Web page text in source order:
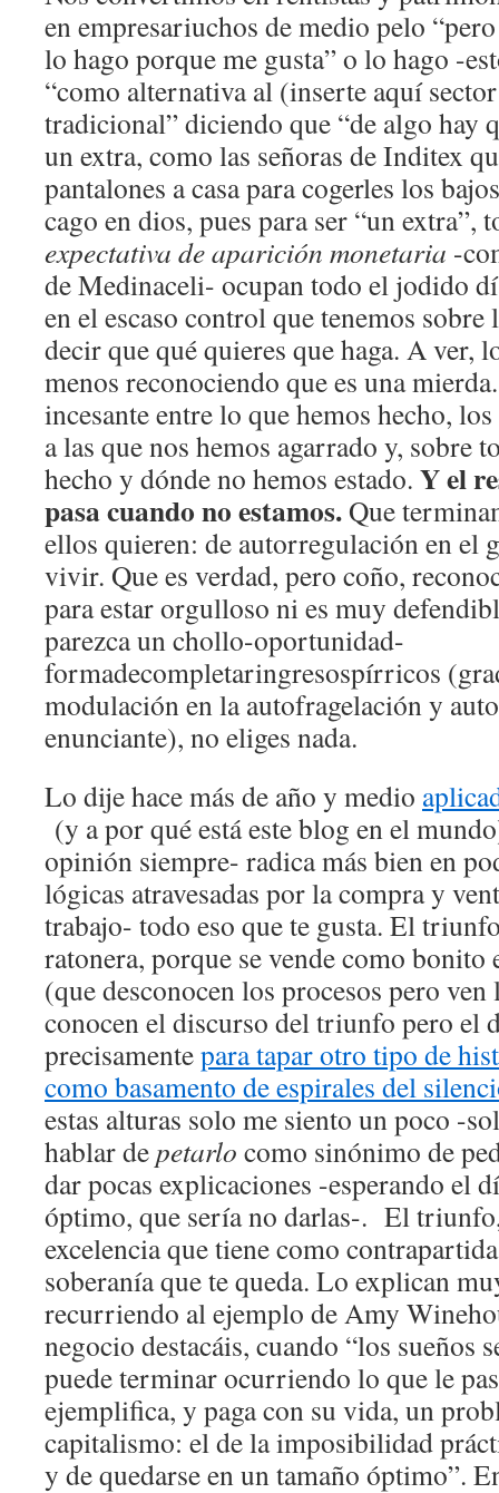
en empresariuchos de medio pelo
lo hago porque me gusta” o lo hago -
“como alternativa al (inserte aquí
tradicional” diciendo que “de algo hay
un extra, como las señoras de Inditex
pantalones a casa para cogerles los
cago en dios, pues para ser “un extra”,
expectativa de aparición monetaria -
de Medinaceli- ocupan todo el jodido
en el escaso control que tenemos
decir que qué quieres que haga. A ver,
menos reconociendo que es una
incesante entre lo que hemos hecho,
a las que nos hemos agarrado y, sobre
hecho y dónde no hemos estado. Y el
pasa cuando no estamos.Que
ellos quieren: de autorregulación en el
vivir. Que es verdad, pero coño,
para estar orgulloso ni es muy
parezca un chollo-oportunidad-
formadecompletaringresospírricos
modulación en la autofragelación y
enunciante), no eliges nada.
Lo dije hace más de año y medio
(y a por qué está este blog en el
opinión siempre- radica más bien en
lógicas atravesadas por la compra y
trabajo- todo eso que te gusta. El
ratonera, porque se vende como bonito
(que desconocen los procesos pero
conocen el discurso del triunfo pero el
precisamentepara tapar otro tipo de
como basamento de espirales del
estas alturas solo me siento un poco -
hablar depetarlo como sinónimo de
dar pocas explicaciones -esperando el
óptimo, que sería no darlas-. El
excelencia que tiene como
soberanía que te queda. Lo explican
recurriendo al ejemplo de Amy
negocio destacáis, cuando “los sueños
puede terminar ocurriendo lo que le
ejemplifica, y paga con su vida, un
capitalismo: el de la imposibilidad
y de quedarse en un tamaño óptimo”.